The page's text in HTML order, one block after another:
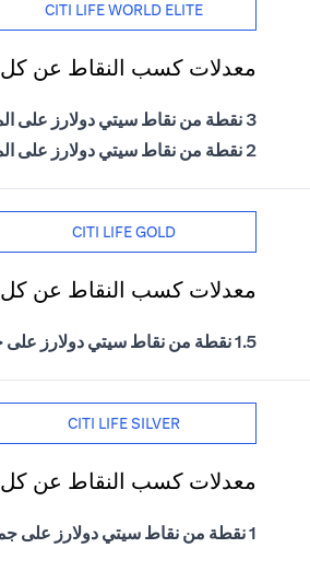
CITI LIFE WORLD ELITE
معدلات كسب النقاط عن كل 1 درهم إماراتي يتم إنفاقه
3 نقطة من نقاط سيتي دولارز على المشتريات الدولية
2 نقطة من نقاط سيتي دولارز على المشتريات المحلية
CITI LIFE GOLD
معدلات كسب النقاط عن كل 1 درهم إماراتي يتم إنفاقه
1.5 نقطة من نقاط سيتي دولارز على جميع المشتريات
CITI LIFE SILVER
معدلات كسب النقاط عن كل 1 درهم إماراتي يتم إنفاقه
1 نقطة من نقاط سيتي دولارز على جميع المشتريات